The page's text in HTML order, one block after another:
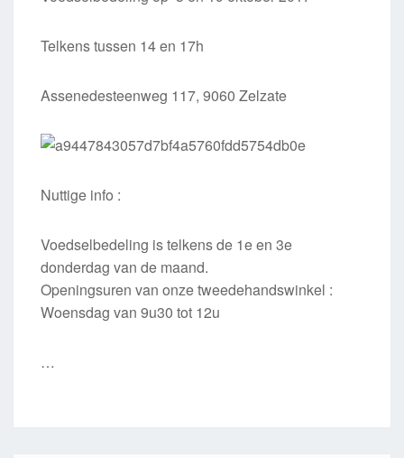
Telkens tussen 14 en 17h
Assenedesteenweg 117, 9060 Zelzate
Nuttige info :
Voedselbedeling is telkens de 1e en 3e
donderdag van de maand.
Openingsuren van onze tweedehandswinkel :
Woensdag van 9u30 tot 12u
…